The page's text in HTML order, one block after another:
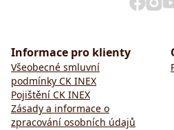
Informace pro klienty
Všeobecné smluvní
podmínky CK INEX
Pojištění CK INEX
Zásady a informace o
zpracování osobních údajů